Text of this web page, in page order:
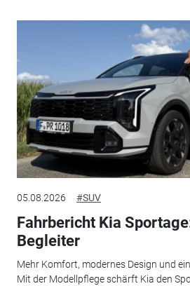
05.08.2026 #SUV
Fahrbericht Kia
Begleiter
Mehr Komfort, modernes Design und
Mit der Modellpflege schärft Kia den